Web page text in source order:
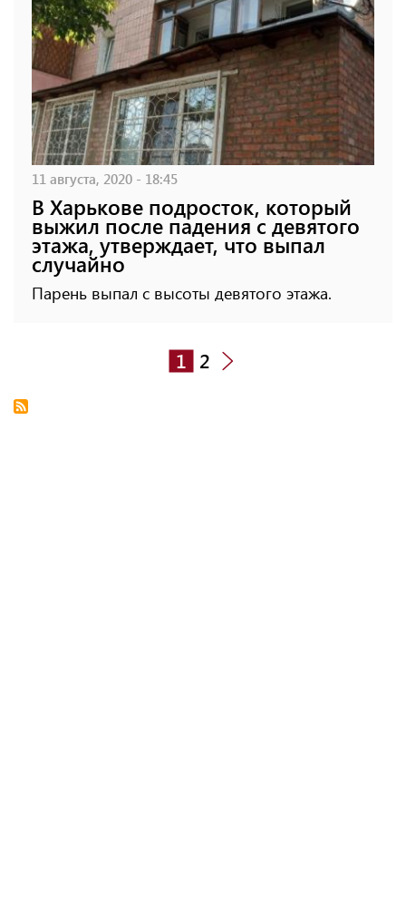
11 августа, 2020 - 18:45
В Харькове подросток, который
выжил после падения с девятого
этажа, утверждает, что выпал
случайно
Парень выпал с высоты девятого этажа.
1 2